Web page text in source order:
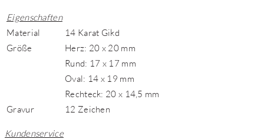
Eigenschaften
Material
14 Karat Gikd
Größe
Herz: 20 x 20 mm
Rund: 17 x 17 mm
Oval: 14 x 19 mm
Rechteck: 20 x 14,5 mm
Gravur
12 Zeichen
Kundenservice